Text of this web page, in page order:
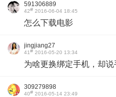
591306889
42# 2016-06-04 18:45
怎么下载电影
jingjiang27
41# 2016-05-20 13:34
为啥更换绑定手机，却
309279898
40# 2016-05-14 23:49